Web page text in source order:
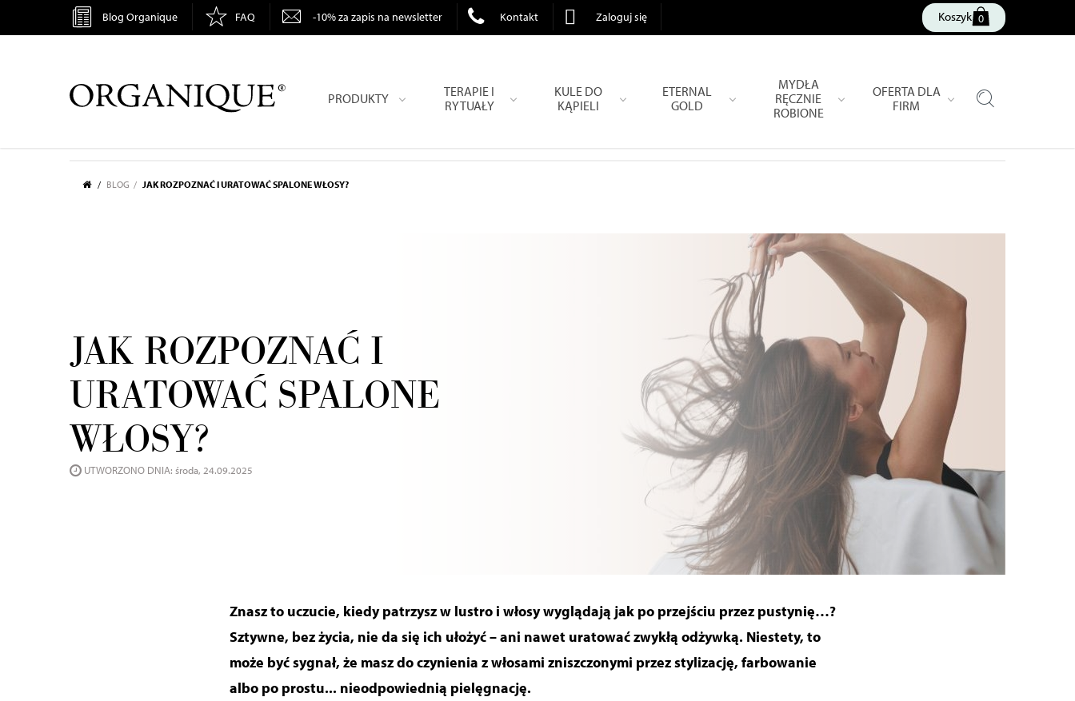
Koszyk 0
Blog Organique FAQ -10% za zapis na newsletter Kontakt Zaloguj się
ORGANIQUE PRODUKTY
TERAPIE I
RYTUAŁY
KULE DO
KĄPIELI
ETERNAL
GOLD
MYDŁA
RĘCZNIE
ROBIONE
OFERTA DLA
FIRM
BLOG JAK ROZPOZNAĆ I URATOWAĆ SPALONE WŁOSY?
JAK ROZPOZNAĆ I
URATOWAĆ SPALONE
WŁOSY?
UTWORZONO DNIA: środa, 24.09.2025
Znasz to uczucie, kiedy patrzysz w lustro i włosy wyglądają jak po przejściu przez pustynię…?
Sztywne, bez życia, nie da się ich ułożyć – ani nawet uratować zwykłą odżywką. Niestety, to
może być sygnał, że masz do czynienia z włosami zniszczonymi przez stylizację, farbowanie
albo po prostu... nieodpowiednią pielęgnację.